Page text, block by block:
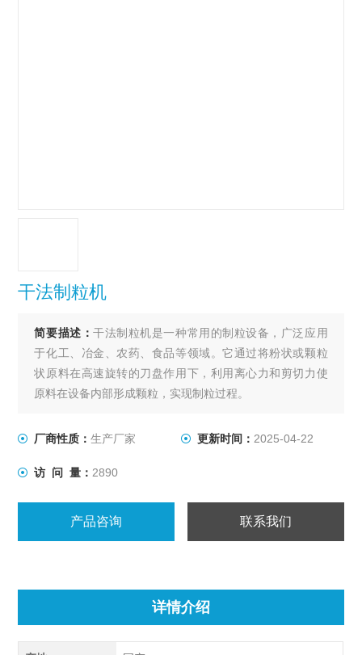
干法制粒机
简要描述：干法制粒机是一种常用的制粒设备，广泛应用
于化工、冶金、农药、食品等领域。它通过将粉状或颗粒
状原料在高速旋转的刀盘作用下，利用离心力和剪切力使
原料在设备内部形成颗粒，实现制粒过程。
厂商性质：生产厂家 更新时间： 2025-04-22
访 问 量： 2890
产品咨询 联系我们
详情介绍